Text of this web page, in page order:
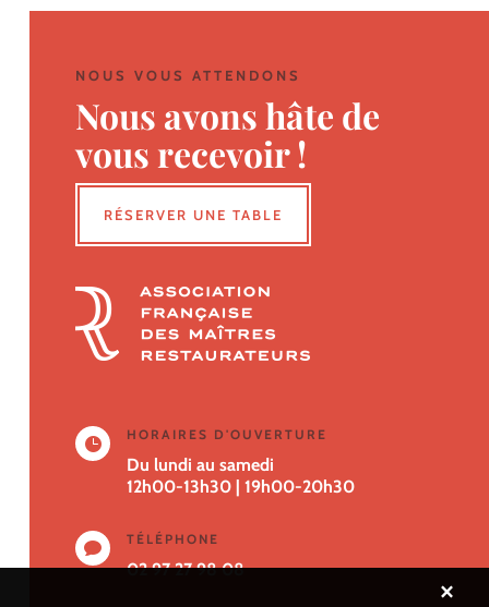
NOUS VOUS ATTENDONS
Nous avons hâte de
vous recevoir !
RÉSERVER UNE TABLE

HORAIRES D'OUVERTURE
Du lundi au samedi
12h00-13h30
19h00-20h30

TÉLÉPHONE
02 97 27 98 08 ×